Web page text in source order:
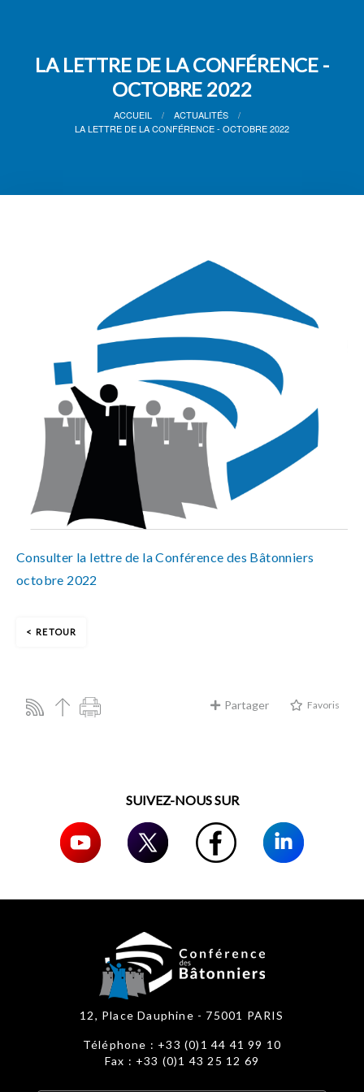
LA LETTRE DE LA CONFÉRENCE -
OCTOBRE 2022
ACCUEIL
ACTUALITÉS
LA LETTRE DE LA CONFÉRENCE - OCTOBRE 2022
Consulter la lettre de la Conférence des Bâtonniers
octobre 2022
RETOUR
Partager Favoris
SUIVEZ-NOUS SUR
12, Place Dauphine - 75001 PARIS
Téléphone : +33 (0)1 44 41 99 10
Fax : +33 (0)1 43 25 12 69